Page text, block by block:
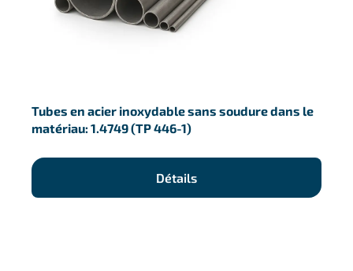
Tubes en acier inoxydable sans soudure dans le
matériau: 1.4749 (TP 446-1)
Détails